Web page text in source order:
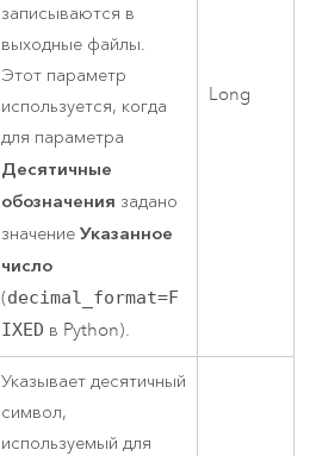
записываются в
выходные файлы.
Этот параметр
используется, когда
для параметра
Десятичные
обозначения задано
значение Указанное
число
(decimal_format=F
IXED в Python).
Long
Указывает десятичный
символ,
используемый для